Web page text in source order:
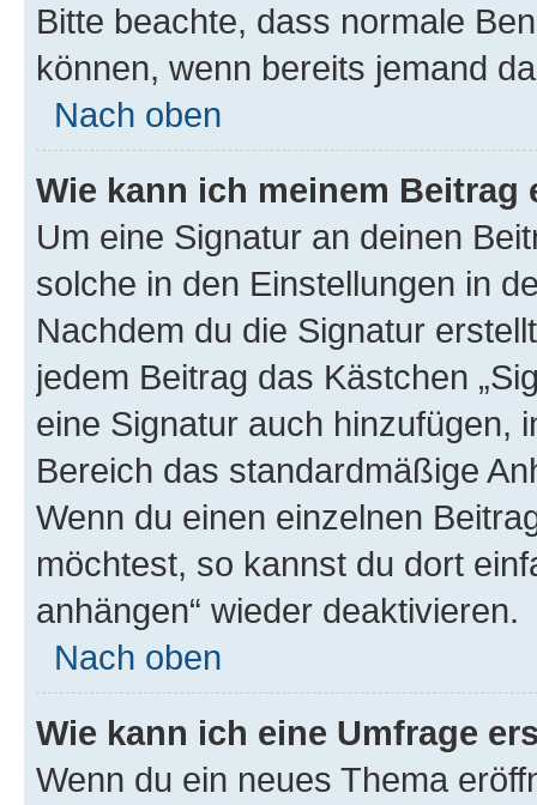
Bitte beachte, dass normale
können, wenn bereits jemand
Nach oben
Wie kann ich meinem
Um eine Signatur an deinen
solche in den Einstellungen in
Nachdem du die Signatur
jedem Beitrag das Kästchen
eine Signatur auch hinzufügen,
Bereich das standardmäßige
Wenn du einen einzelnen
möchtest, so kannst du dort
anhängen“ wieder deaktivieren.
Nach oben
Wie kann ich eine Umfrage
Wenn du ein neues Thema